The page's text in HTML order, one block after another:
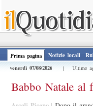
Prima pagina Notizie locali
venerdì 07/08/2026
| Ultimo
Babbo Natale al